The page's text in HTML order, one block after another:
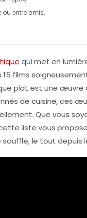
entre amis.
qui met en
films
plat est une
de cuisine, ces
Que vous
liste vous
le tout